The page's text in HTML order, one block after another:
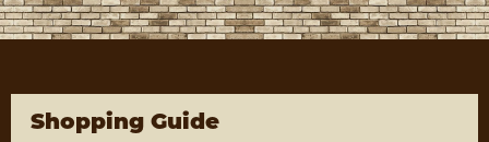
Shopping Guide